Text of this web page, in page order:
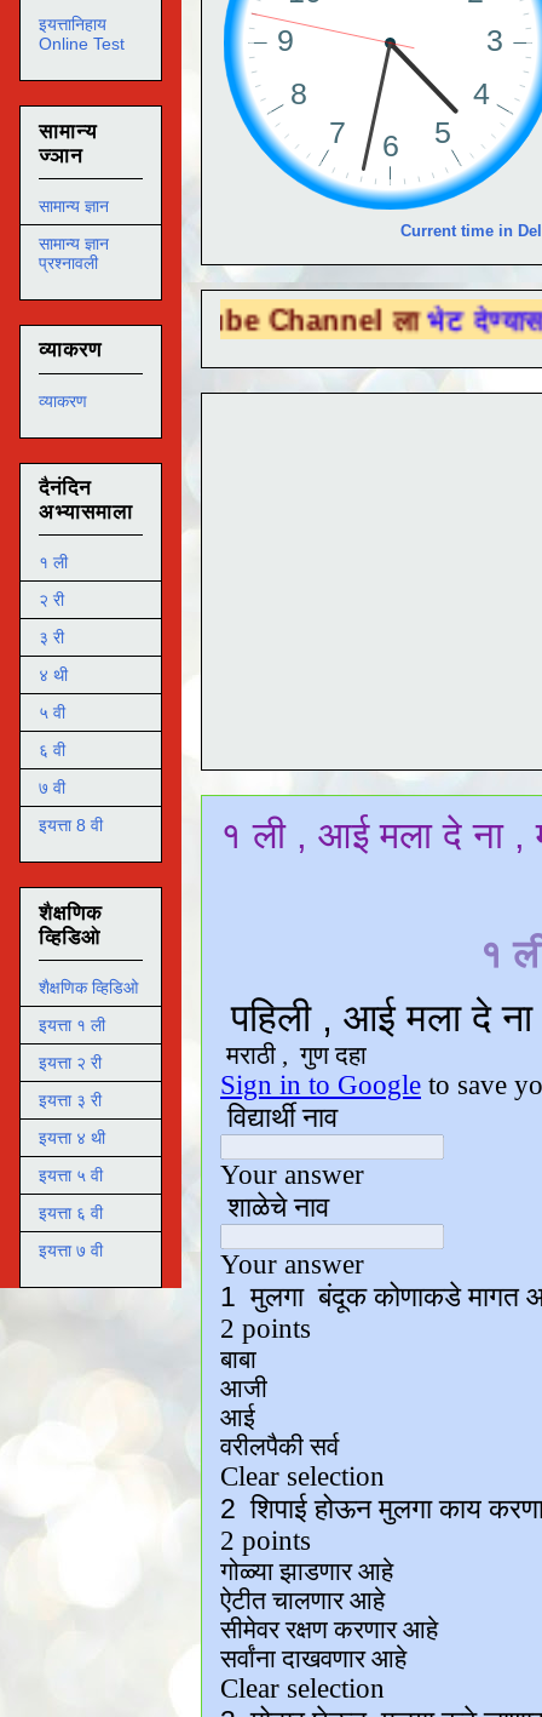
Current time in
Tube Channel ला भेट देण्यासाठी येथे
१ ली , आई मला दे ना ,
१
इयत्तानिहाय
Online Test
सामान्य
ज्ञान
सामान्य ज्ञान
सामान्य ज्ञान
प्रश्नावली
व्याकरण
व्याकरण
दैनंदिन
अभ्यासमाला
१ ली
२ री
३ री
४ थी
५ वी
६ वी
७ वी
इयत्ता 8 वी
शैक्षणिक
व्हिडिओ
शैक्षणिक व्हिडिओ
इयत्ता १ ली
इयत्ता २ री
इयत्ता ३ री
इयत्ता ४ थी
इयत्ता ५ वी
इयत्ता ६ वी
इयत्ता ७ वी